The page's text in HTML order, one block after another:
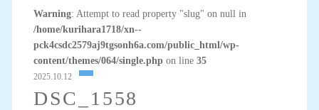
Warning: Attempt to read property "slug" on null in
/home/kurihara1718/xn--
pck4csdc2579aj9tgsonh6a.com/public_html/wp-
content/themes/064/single.phpon line 35
2025.10.12
DSC_1558